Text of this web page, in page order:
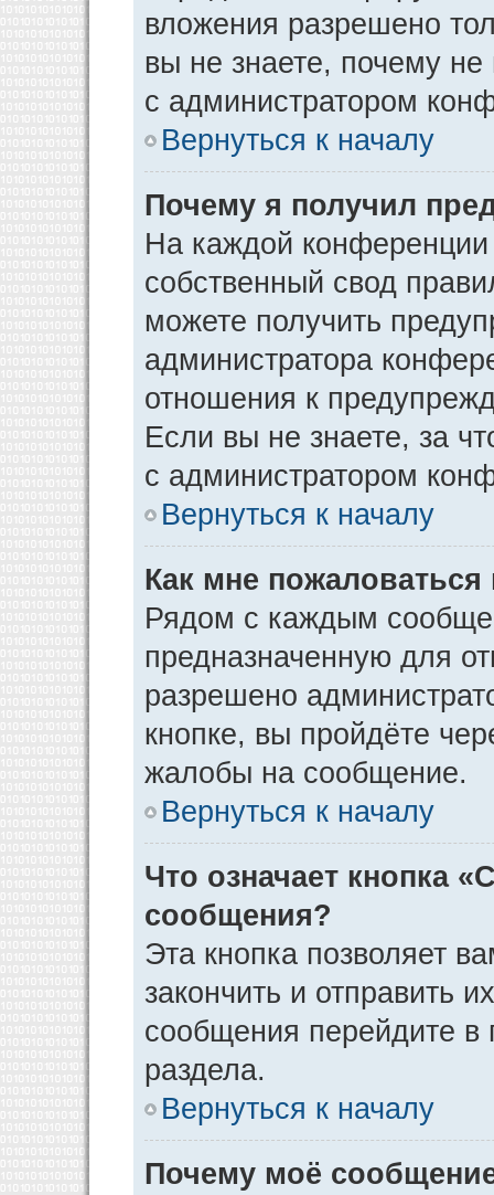
вложения разрешено
вы не знаете, почему
с администратором
Вернуться к началу
Почему я получил
На каждой конференции
собственный свод
можете получить
администратора
отношения к
Если вы не знаете, за
с администратором
Вернуться к началу
Как мне
Рядом с каждым
предназначенную для
разрешено
кнопке, вы пройдёте
жалобы на сообщение.
Вернуться к началу
Что означает кнопка
сообщения?
Эта кнопка позволяет
закончить и отправить
сообщения перейдите в
раздела.
Вернуться к началу
Почему моё